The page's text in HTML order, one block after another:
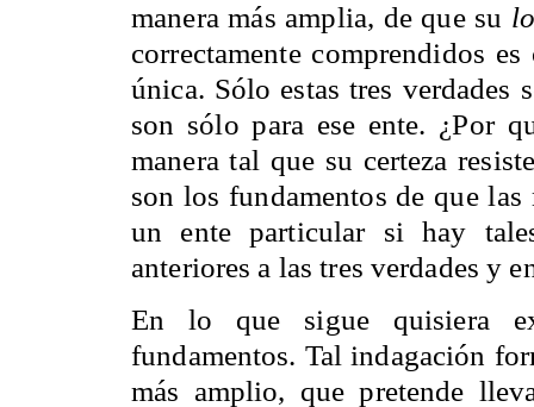
manera más amplia, de que su
correctamente comprendidos
única. Sólo estas tres verdades
son sólo para ese ente. ¿Por
manera tal que su certeza
son los fundamentos de que las
un ente particular si hay
anteriores a las tres verdades y
En lo que sigue quisiera
fundamentos. Tal indagación
más amplio, que pretende